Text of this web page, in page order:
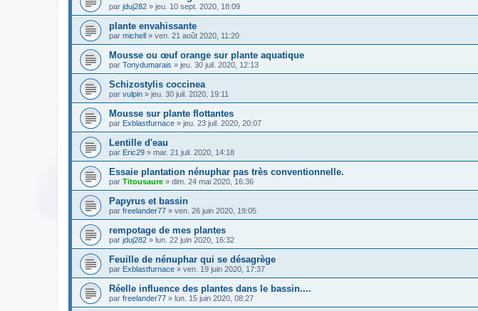
par jduj282 » jeu. 10 sept. 2020, 18:09
plante envahissante
par michell » ven. 21 août 2020, 11:20
Mousse ou œuf orange sur plante aquatique
par Tonydumarais » jeu. 30 juil. 2020, 12:13
Schizostylis coccinea
par vulpin » jeu. 30 juil. 2020, 19:11
Mousse sur plante flottantes
par Exblastfurnace » jeu. 23 juil. 2020, 20:07
Lentille d'eau
par Eric29 » mar. 21 juil. 2020, 14:18
Essaie plantation nénuphar pas très conventionnelle.
par Titousaure » dim. 24 mai 2020, 16:36
Papyrus et bassin
par freelander77 » ven. 26 juin 2020, 19:05
rempotage de mes plantes
par jduj282 » lun. 22 juin 2020, 16:32
Feuille de nénuphar qui se désagrège
par Exblastfurnace » ven. 19 juin 2020, 17:37
Réelle influence des plantes dans le bassin....
par freelander77 » lun. 15 juin 2020, 08:27